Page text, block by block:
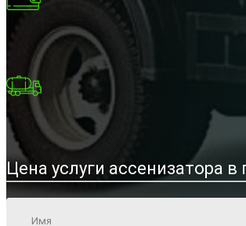
Цена услуги ассенизатора